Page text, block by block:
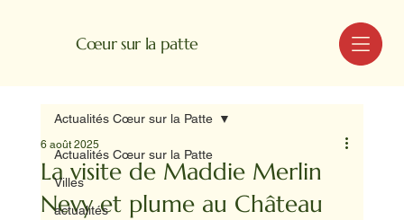
Cœur sur la patte MENU
Actualités Cœur sur la Patte
Villes
actualités
Actualités Cœur sur la Patte
La visite de Maddie Merlin
Nevy et plume au Château
6 août 2025